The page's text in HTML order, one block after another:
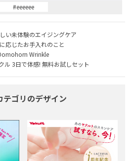
#eeeeee
い未体験のエイジングケア
応じたお手入れのこと
Wrinkle
ル 3日で体感! 無料お試しセット
テゴリのデザイン